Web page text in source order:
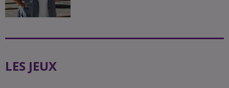
LES JEUX